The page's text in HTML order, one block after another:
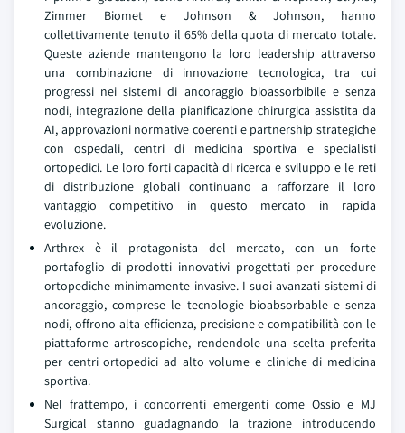
Zimmer Biomet e Johnson & Johnson, hanno
collettivamente tenuto il 65% della quota di mercato totale.
Queste aziende mantengono la loro leadership attraverso
una combinazione di innovazione tecnologica, tra cui
progressi nei sistemi di ancoraggio bioassorbibile e senza
nodi, integrazione della pianificazione chirurgica assistita da
AI, approvazioni normative coerenti e partnership strategiche
con ospedali, centri di medicina sportiva e specialisti
ortopedici. Le loro forti capacità di ricerca e sviluppo e le reti
di distribuzione globali continuano a rafforzare il loro
vantaggio competitivo in questo mercato in rapida
evoluzione.
Arthrex è il protagonista del mercato, con un forte
portafoglio di prodotti innovativi progettati per procedure
ortopediche minimamente invasive. I suoi avanzati sistemi di
ancoraggio, comprese le tecnologie bioabsorbable e senza
nodi, offrono alta efficienza, precisione e compatibilità con le
piattaforme artroscopiche, rendendole una scelta preferita
per centri ortopedici ad alto volume e cliniche di medicina
sportiva.
Nel frattempo, i concorrenti emergenti come Ossio e MJ
Surgical stanno guadagnando la trazione introducendo